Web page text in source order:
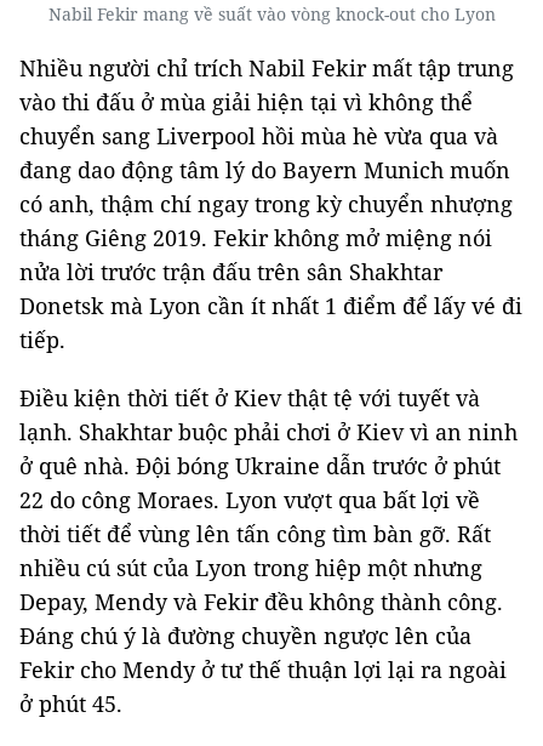
Nabil Fekir mang về suất vào vòng knock-out cho Lyon
Nhiều người chỉ trích Nabil Fekir mất tập trung
vào thi đấu ở mùa giải hiện tại vì không thể
chuyển sang Liverpool hồi mùa hè vừa qua và
đang dao động tâm lý do Bayern Munich muốn
có anh, thậm chí ngay trong kỳ chuyển nhượng
tháng Giêng 2019. Fekir không mở miệng nói
nửa lời trước trận đấu trên sân Shakhtar
Donetsk mà Lyon cần ít nhất 1 điểm để lấy vé đi
tiếp.
Điều kiện thời tiết ở Kiev thật tệ với tuyết và
lạnh. Shakhtar buộc phải chơi ở Kiev vì an ninh
ở quê nhà. Đội bóng Ukraine dẫn trước ở phút
22 do công Moraes. Lyon vượt qua bất lợi về
thời tiết để vùng lên tấn công tìm bàn gỡ. Rất
nhiều cú sút của Lyon trong hiệp một nhưng
Depay, Mendy và Fekir đều không thành công.
Đáng chú ý là đường chuyền ngược lên của
Fekir cho Mendy ở tư thế thuận lợi lại ra ngoài
ở phút 45.